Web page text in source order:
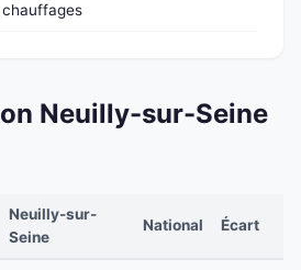
Neuilly-sur-Seine
Neuilly-sur-
Seine
National Écart